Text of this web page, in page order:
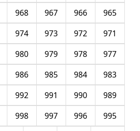
965
966
967
968
971
972
973
974
977
978
979
980
983
984
985
986
989
990
991
992
995
996
997
998